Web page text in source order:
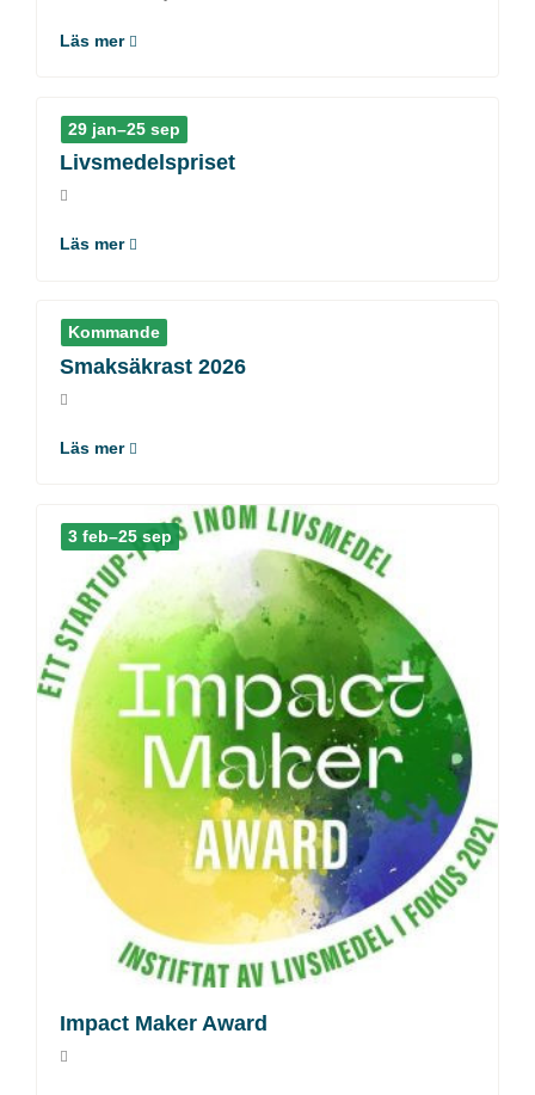
Läs mer
29 jan–25 sep
Livsmedelspriset
Läs mer
Kommande
Smaksäkrast 2026
Läs mer
3 feb–25 sep
Impact Maker Award